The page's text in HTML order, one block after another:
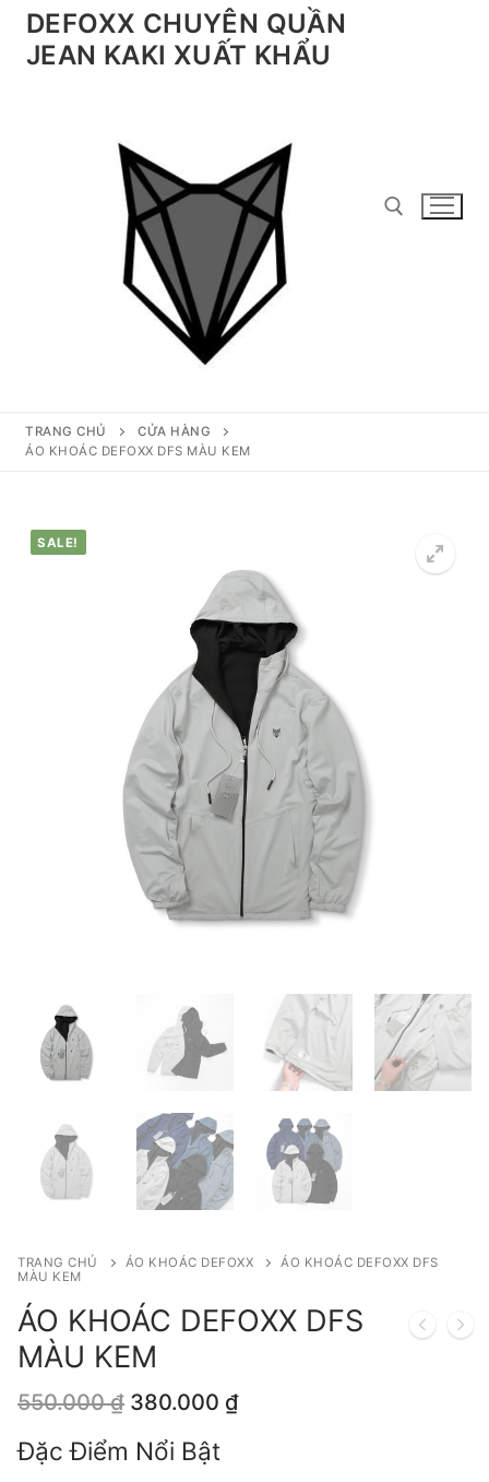
Chuyển
đếnDEFOXX CHUYÊN QUẦN
JEAN KAKI XUẤT KHẨU
Tìm kiếm cho:
TRANG CHỦ
CỬA HÀNG
ÁO KHOÁC DEFOXX DFS MÀU KEM
SALE!
TRANG CHỦ ÁO KHOÁC DEFOXX
ÁO KHOÁC DEFOXX DFS
MÀU KEM
ÁO KHOÁC DEFOXX DFS
MÀU KEM
550.000₫ Giá
là:
550.000 ₫.
380.000 ₫Giá
Đặc Điểm Nổi Bật